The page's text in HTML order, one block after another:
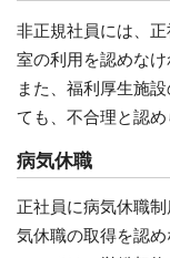
非正規社員には、
室の利用を認めなけ
また、福利厚生施
ても、不合理と認め
病気休職
正社員に病気休職
気休職の取得を認